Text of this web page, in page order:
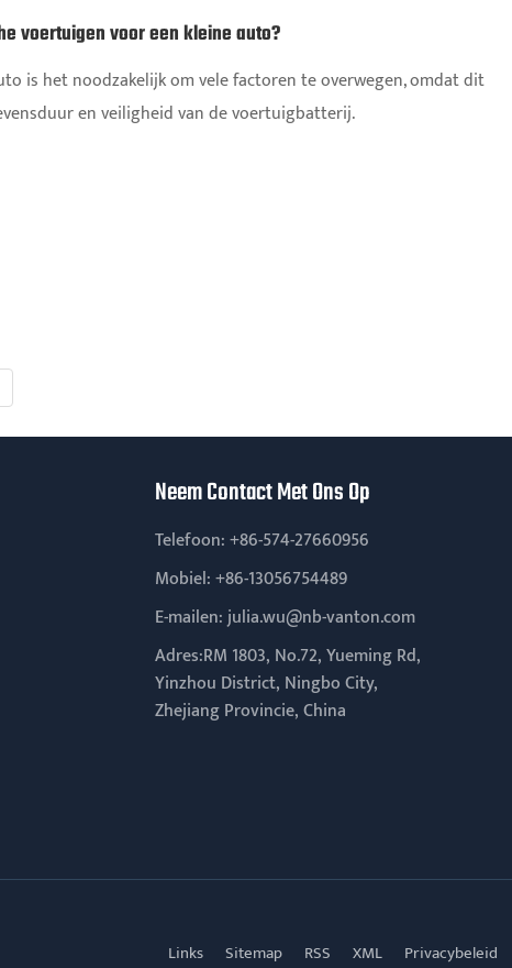
voertuigen voor een kleine auto?
is het noodzakelijk om vele factoren te overwegen, omdat dit
en veiligheid van de voertuigbatterij.
Neem Contact Met Ons Op
Telefoon:+86-574-27660956
Mobiel:+86-13056754489
E-mailen:julia.wu@nb-vanton.com
Adres:RM 1803, No.72, Yueming Rd,
Yinzhou District, Ningbo City,
Zhejiang Provincie, China
Links Sitemap RSS XML Privacybeleid